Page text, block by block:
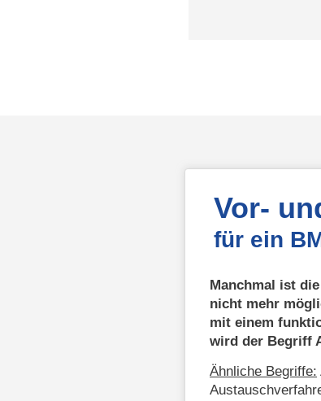
Vor-
für ein
Manchmal ist
nicht mehr
mit einem
wird der Begriff
Ähnliche Begriffe: